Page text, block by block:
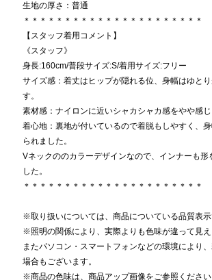
生地の厚さ：普通
＊＊＊＊＊＊＊＊＊＊＊＊＊＊＊＊＊＊＊＊＊＊
【スタッフ着用コメント】
《スタッフ》
身長:160cm/普段サイズ:S/着用サイズ:フリー
サイズ感：着丈はヒップが隠れる位、身幅はゆと
す。
素材感：ナイロンに近いシャカシャカ感をやや感じ
着心地：裏地が付いているので着脱もしやすく、
られました。
Vネックののカラーデザインなので、インナーも
した。
＊＊＊＊＊＊＊＊＊＊＊＊＊＊＊＊＊＊＊＊＊＊
※取り扱いについては、商品についている品質表示
※照明の関係により、実際よりも色味が違って見え
またパソコン・スマートフォンなどの環境により
場合もございます。
※商品の色味は、商品アップ画像をご参照ください